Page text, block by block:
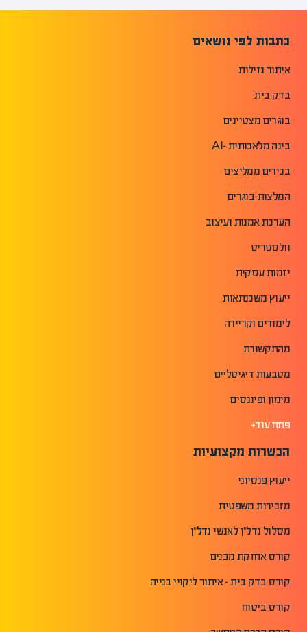
כתבות לפי נושאים
איתור נזילות
בדק בית
בוגרים מצטיינים
בינה מלאכותית -AI
בכירים ממליצים
המלצות-בוגרים
הערכת אמנות ועיצוב
וולסטריט
יזמות עסקית
ייעוץ משכנתאות
לימודים וקריירה
מהתקשורת
מטבעות דיגיטליים
מימון ופיננסים
פתח עוד+
הכשרות מקצועיות
ייעוץ פנסיוני
מזכירות משפטית
מסלול נדל"ן לאנשי נדל"ן
קורס אחזקת מבנים
קורס בדק בית - איתור ליקויי בנייה
קורס ביטוח